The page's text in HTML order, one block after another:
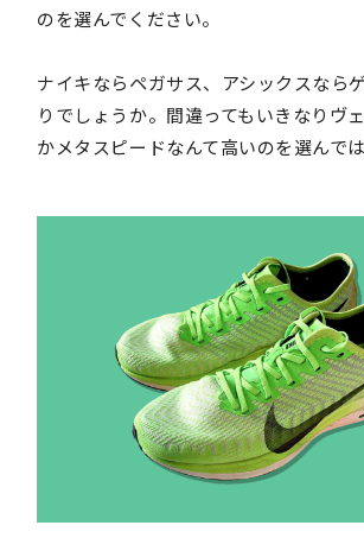
のを選んでください。
ナイキならペガサス、アシックスなら
りでしょうか。間違ってもいきなりヴ
かメタスピードなんて高いのを選んで